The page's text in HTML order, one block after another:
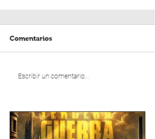
Comentarios
Escribir un comentario...